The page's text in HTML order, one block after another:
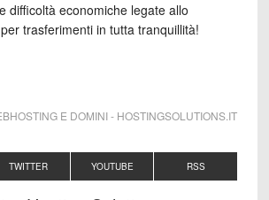
difficoltà economiche legate allo
trasferimenti in tutta tranquillità!
E DOMINI- HOSTINGSOLUTIONS.IT
TWITTER YOUTUBE RSS